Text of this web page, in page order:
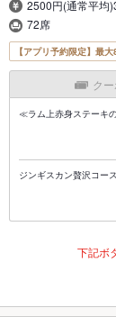
2500円(通常平均
72席
【アプリ予約限定】最
ク
≪ラム上赤身ステーキ
ジンギスカン贅沢コー
下記ボ